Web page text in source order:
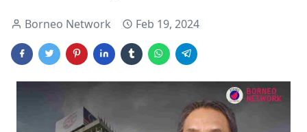
Borneo Network Feb 19, 2024